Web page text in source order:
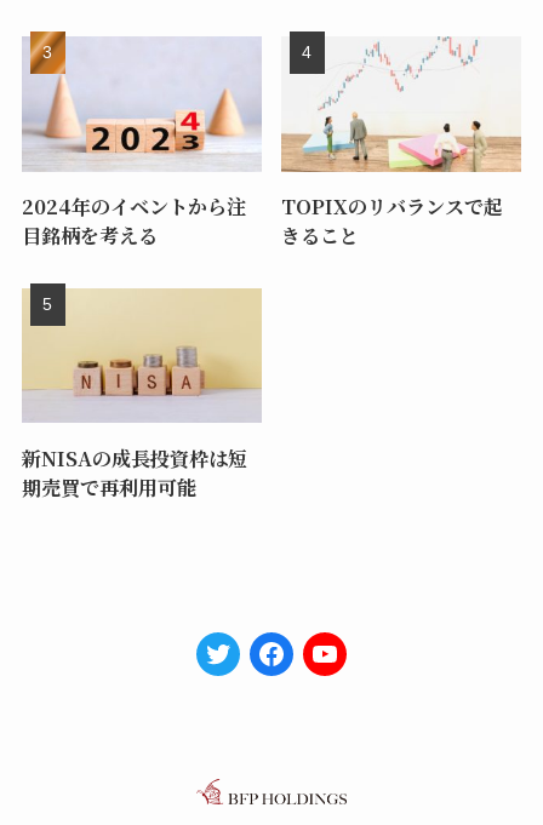
2024年のイベントから注
目銘柄を考える
TOPIXのリバランスで起
きること
新NISAの成長投資枠は短
期売買で再利用可能